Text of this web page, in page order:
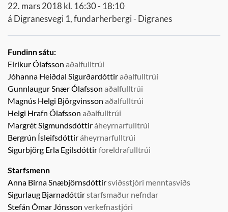
22. mars 2018 kl. 16:30 - 18:10
á Digranesvegi 1, fundarherbergi - Digranes
Fundinn sátu:
Eiríkur Ólafsson aðalfulltrúi
Jóhanna Heiðdal Sigurðardóttiraðalfulltrúi
Gunnlaugur Snær Ólafsson aðalfulltrúi
Magnús Helgi Björgvinsson aðalfulltrúi
Helgi Hrafn Ólafsson aðalfulltrúi
Margrét Sigmundsdóttiráheyrnarfulltrúi
Bergrún Ísleifsdóttiráheyrnarfulltrúi
Sigurbjörg Erla Egilsdóttirforeldrafulltrúi
Starfsmenn
Anna Birna Snæbjörnsdóttirsviðsstjóri menntasviðs
Sigurlaug Bjarnadóttirstarfsmaður nefndar
Stefán Ómar Jónsson verkefnastjóri